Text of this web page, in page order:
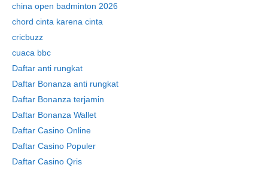
china open badminton 2026
chord cinta karena cinta
cricbuzz
cuaca bbc
Daftar anti rungkat
Daftar Bonanza anti rungkat
Daftar Bonanza terjamin
Daftar Bonanza Wallet
Daftar Casino Online
Daftar Casino Populer
Daftar Casino Qris